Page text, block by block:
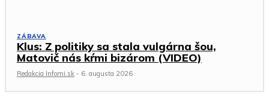
ZÁBAVA
Klus: Z politiky sa stala vulgárna šou,
Matovič nás kŕmi bizárom (VIDEO)
Redakcia Infomi.sk - 6. augusta 2026